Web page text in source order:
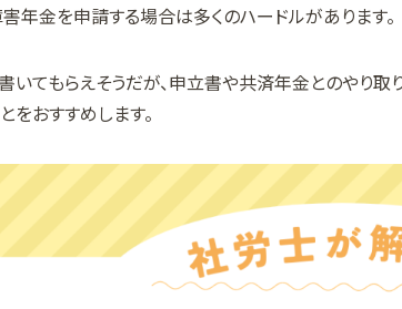
年金を申請する場合は多くのハードルがあります。
いてもらえそうだが、申立書や共済年金とのやり
をおすすめします。